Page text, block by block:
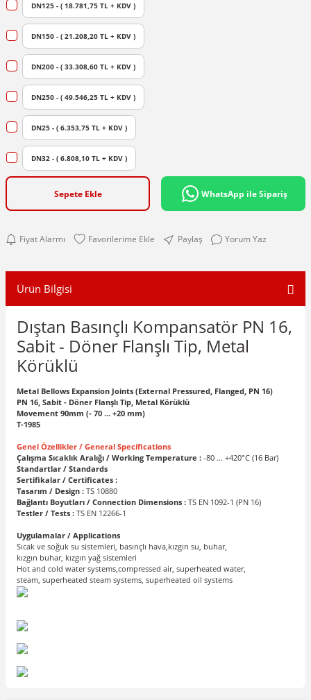
DN125 - ( 18.781,75 TL + KDV )
DN150 - ( 21.208,20 TL + KDV )
DN200 - ( 33.308,60 TL + KDV )
DN250 - ( 49.546,25 TL + KDV )
DN25 - ( 6.353,75 TL + KDV )
DN32 - ( 6.808,10 TL + KDV )
Sepete Ekle WhatsApp ile Sipariş
Fiyat Alarmı Paylaş Yorum Yaz
Ürün Bilgisi
Dıştan Basınçlı Kompansatör PN 16,
Sabit - Döner Flanşlı Tip, Metal
Körüklü
Metal Bellows Expansion Joints (External Pressured, Flanged, PN 16)
PN 16, Sabit - Döner Flanşlı Tip, Metal Körüklü
Movement 90mm (- 70 ... +20 mm)
T-1985
Genel Özellikler / General Specifications
Çalışma Sıcaklık Aralığı / Working Temperature : -80 ... +420°C (16 Bar)
Standartlar / Standards
Sertifikalar / Certificates :
Tasarım / Design : TS 10880
Bağlantı Boyutları / Connection Dimensions : TS EN 1092-1 (PN 16)
Testler / Tests : TS EN 12266-1
Uygulamalar / Applications
Sıcak ve soğuk su sistemleri, basınçlı hava,kızgın su, buhar,
kızgın buhar, kızgın yağ sistemleri
Hot and cold water systems,compressed air, superheated water,
steam, superheated steam systems, superheated oil systems